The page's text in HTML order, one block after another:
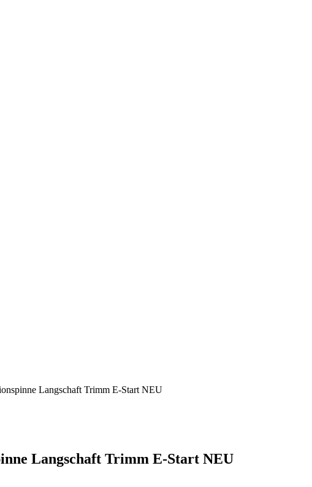
Langschaft Trimm E-Start NEU
Langschaft Trimm E-Start NEU